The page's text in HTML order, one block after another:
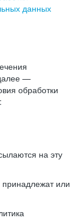
данных
—
обработки
на эту
принадлежат или